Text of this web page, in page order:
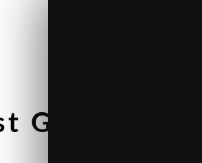
Ground –